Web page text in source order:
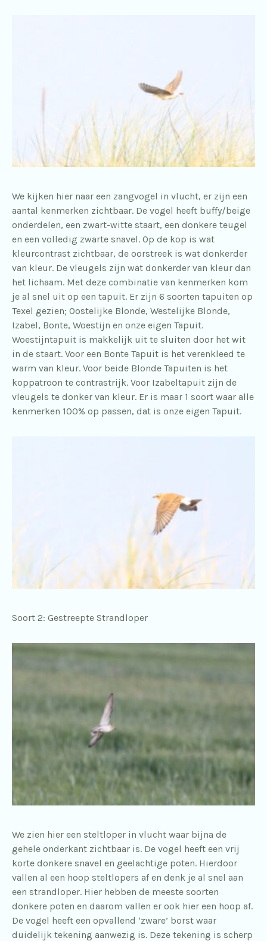
We kijken hier naar een zangvogel in vlucht, er zijn een
aantal kenmerken zichtbaar. De vogel heeft buffy/beige
onderdelen, een zwart-witte staart, een donkere teugel
en een volledig zwarte snavel. Op de kop is wat
kleurcontrast zichtbaar, de oorstreek is wat donkerder
van kleur. De vleugels zijn wat donkerder van kleur dan
het lichaam. Met deze combinatie van kenmerken kom
je al snel uit op een tapuit. Er zijn 6 soorten tapuiten op
Texel gezien; Oostelijke Blonde, Westelijke Blonde,
Izabel, Bonte, Woestijn en onze eigen Tapuit.
Woestijntapuit is makkelijk uit te sluiten door het wit
in de staart. Voor een Bonte Tapuit is het verenkleed te
warm van kleur. Voor beide Blonde Tapuiten is het
koppatroon te contrastrijk. Voor Izabeltapuit zijn de
vleugels te donker van kleur. Er is maar 1 soort waar alle
kenmerken 100% op passen, dat is onze eigen Tapuit.
Soort 2: Gestreepte Strandloper
We zien hier een steltloper in vlucht waar bijna de
gehele onderkant zichtbaar is. De vogel heeft een vrij
korte donkere snavel en geelachtige poten. Hierdoor
vallen al een hoop steltlopers af en denk je al snel aan
een strandloper. Hier hebben de meeste soorten
donkere poten en daarom vallen er ook hier een hoop af.
De vogel heeft een opvallend ‘zware’ borst waar
duidelijk tekening aanwezig is. Deze tekening is scherp